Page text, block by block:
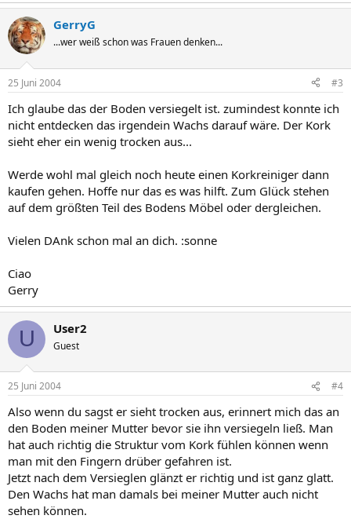
GerryG
...wer weiß schon was Frauen denken...
25 Juni 2004 #3
Ich glaube das der Boden versiegelt ist. zumindest konnte ich
nicht entdecken das irgendein Wachs darauf wäre. Der Kork
sieht eher ein wenig trocken aus...
Werde wohl mal gleich noch heute einen Korkreiniger dann
kaufen gehen. Hoffe nur das es was hilft. Zum Glück stehen
auf dem größten Teil des Bodens Möbel oder dergleichen.
Vielen DAnk schon mal an dich. :sonne
Ciao
Gerry
U User2
Guest
25 Juni 2004 #4
Also wenn du sagst er sieht trocken aus, erinnert mich das an
den Boden meiner Mutter bevor sie ihn versiegeln ließ. Man
hat auch richtig die Struktur vom Kork fühlen können wenn
man mit den Fingern drüber gefahren ist.
Jetzt nach dem Versieglen glänzt er richtig und ist ganz glatt.
Den Wachs hat man damals bei meiner Mutter auch nicht
sehen können.